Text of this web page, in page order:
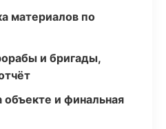
материалов по
и бригады,
объекте и финальная